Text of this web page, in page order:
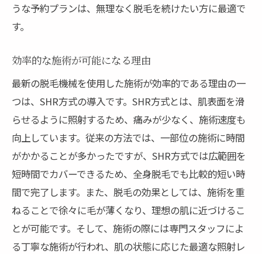
うな予約プランは、無理なく脱毛を続けたい方に最適で
す。
効率的な施術が可能になる理由
最新の脱毛機械を使用した施術が効率的である理由の一
つは、SHR方式の導入です。SHR方式とは、肌表面を滑
らせるように照射するため、痛みが少なく、施術速度も
向上しています。従来の方法では、一部位の施術に時間
がかかることが多かったですが、SHR方式では広範囲を
短時間でカバーできるため、全身脱毛でも比較的短い時
間で完了します。また、脱毛の効果としては、施術を重
ねることで徐々に毛が薄くなり、理想の肌に近づけるこ
とが可能です。そして、施術の際には専門スタッフによ
る丁寧な施術が行われ、肌の状態に応じた最適な照射レ